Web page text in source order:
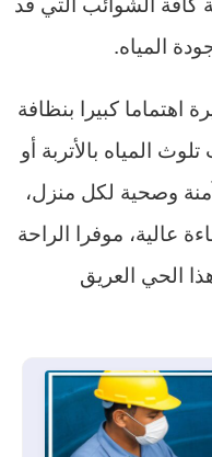
المياه.
اهتماما كبيرا بنظافة
المياه بالأتربة أو
وصحية لكل منزل،
عالية، موفرا الراحة
الحي العريق